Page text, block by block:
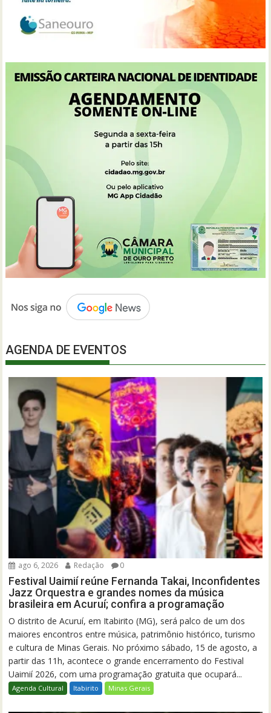
AGENDA DE EVENTOS
ago 6, 2026 Redação 0
Festival Uaimií reúne Fernanda Takai, Inconfidentes
Jazz Orquestra e grandes nomes da música
brasileira em Acuruí; confira a programação
O distrito de Acuruí, em Itabirito (MG), será palco de um dos
maiores encontros entre música, patrimônio histórico, turismo
e cultura de Minas Gerais. No próximo sábado, 15 de agosto, a
partir das 11h, acontece o grande encerramento do Festival
Uaimií 2026, com uma programação gratuita que ocupará...
Agenda Cultural Itabirito Minas Gerais